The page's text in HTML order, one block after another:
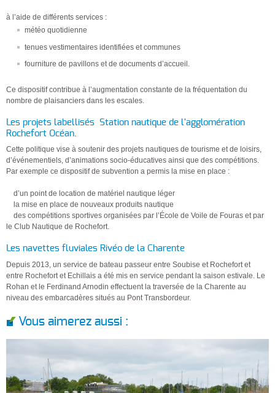
à l’aide de différents services :
météo quotidienne
tenues vestimentaires identifiées et communes
fourniture de pavillons et de documents d’accueil.
Ce dispositif contribue à l’augmentation constante de la fréquentation du
nombre de plaisanciers dans les escales.
Les projets labellisés Station nautique de l'agglomération
Rochefort Océan.
Cette politique vise à soutenir des projets nautiques de tourisme et de loisirs,
d’événementiels, d’animations socio-éducatives ainsi que des compétitions.
Par exemple ce dispositif de subvention a permis la mise en place :
d’un point de location de matériel nautique léger
la mise en place de nouveaux produits nautique
des compétitions sportives organisées par l’École de Voile de Fouras et par
le Club Nautique de Rochefort.
Les navettes fluviales Rivéo de la Charente
Depuis 2013, un service de bateau passeur entre Soubise et Rochefort et
entre Rochefort et Echillais a été mis en service pendant la saison estivale. Le
Rohan et le Ferdinand Arnodin effectuent la traversée de la Charente au
niveau des embarcadères situés au Pont Transbordeur.
Vous aimerez aussi :